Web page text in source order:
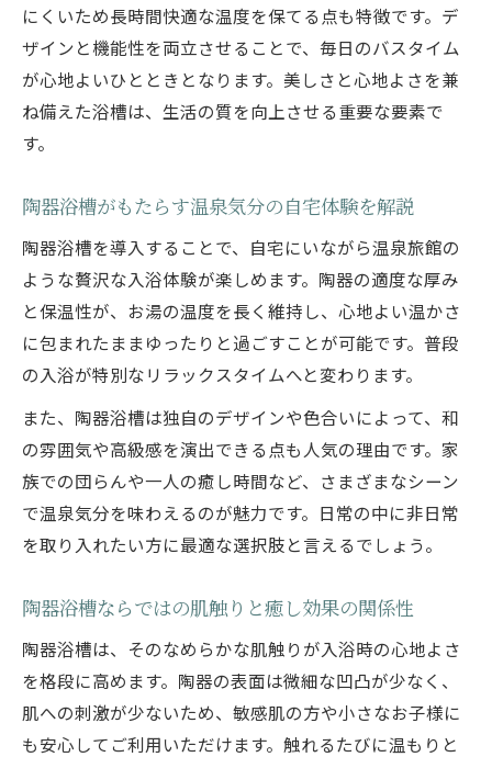
陶器浴槽の排水やお手入れのしやすさを解
説
陶器浴槽利用時の壺風呂入り方やコツを紹
介
陶器浴槽のメンテナンス性が選ばれる理由
アウトレットや中古陶器浴槽の選び方ガイド
陶器浴槽の激安や中古を選ぶ際の注意点
解説
陶器浴槽を賢く選ぶためのチェックリスト
陶器浴槽の保証やアフターサービスの確認
方法
陶器浴槽のメンテナンスが簡単な理由を解
説
陶器浴槽でカビや汚れを防ぐお手入れ術と
は
陶器浴槽の寿命を延ばす日常のメンテナン
にくいため長時間快適な温度を保てる点も特徴です。デ
ザインと機能性を両立させることで、毎日のバスタイム
が心地よいひとときとなります。美しさと心地よさを兼
ね備えた浴槽は、生活の質を向上させる重要な要素で
す。
陶器浴槽がもたらす温泉気分の自宅体験を解説
陶器浴槽を導入することで、自宅にいながら温泉旅館の
ような贅沢な入浴体験が楽しめます。陶器の適度な厚み
と保温性が、お湯の温度を長く維持し、心地よい温かさ
に包まれたままゆったりと過ごすことが可能です。普段
の入浴が特別なリラックスタイムへと変わります。
また、陶器浴槽は独自のデザインや色合いによって、和
の雰囲気や高級感を演出できる点も人気の理由です。家
族での団らんや一人の癒し時間など、さまざまなシーン
で温泉気分を味わえるのが魅力です。日常の中に非日常
を取り入れたい方に最適な選択肢と言えるでしょう。
陶器浴槽ならではの肌触りと癒し効果の関係性
陶器浴槽は、そのなめらかな肌触りが入浴時の心地よさ
を格段に高めます。陶器の表面は微細な凹凸が少なく、
肌への刺激が少ないため、敏感肌の方や小さなお子様に
も安心してご利用いただけます。触れるたびに温もりと